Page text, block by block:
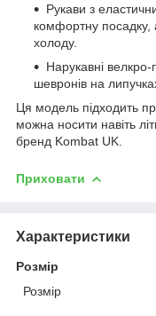
Рукави з
комфортну посадку,
холоду.
Нарукавні
шевронів на
Ця модель підходить
можна носити навіть
бренд Kombat UK.
Приховати
Характеристики
Розмір
Розмір